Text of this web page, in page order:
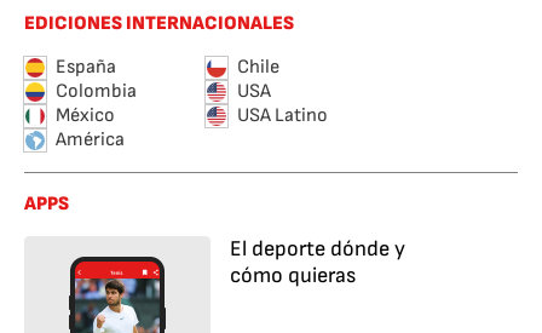
EDICIONES INTERNACIONALES
España
Chile
Colombia
USA
México
USA Latino
América
APPS
El deporte dónde y
cómo quieras